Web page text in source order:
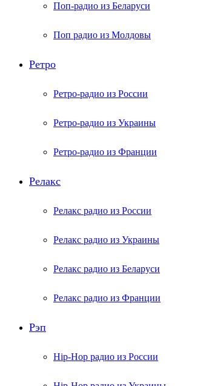
Поп-радио из Беларуси
Поп радио из Молдовы
Ретро
Ретро-радио из России
Ретро-радио из Украины
Ретро-радио из Франции
Релакс
Релакс радио из России
Релакс радио из Украины
Релакс радио из Беларуси
Релакс радио из Франции
Рэп
Hip-Hop радио из России